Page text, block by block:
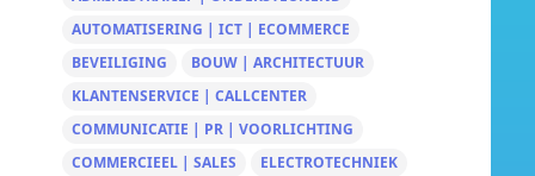
AUTOMATISERING | ICT | ECOMMERCE
BEVEILIGING
BOUW | ARCHITECTUUR
KLANTENSERVICE | CALLCENTER
COMMUNICATIE | PR | VOORLICHTING
COMMERCIEEL | SALES
ELECTROTECHNIEK